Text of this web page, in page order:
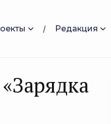
Редакция